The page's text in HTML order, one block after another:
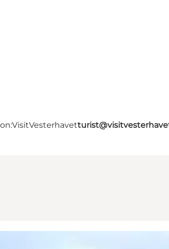
VisitVesterhavet